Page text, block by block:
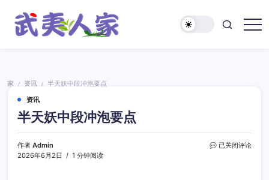
家
家 / 资讯 /
半天妖中段冲泡要点
资讯
半天妖中段冲泡要点
作者 Admin
2026年6月2日
1 分钟阅读
半
已关闭评论